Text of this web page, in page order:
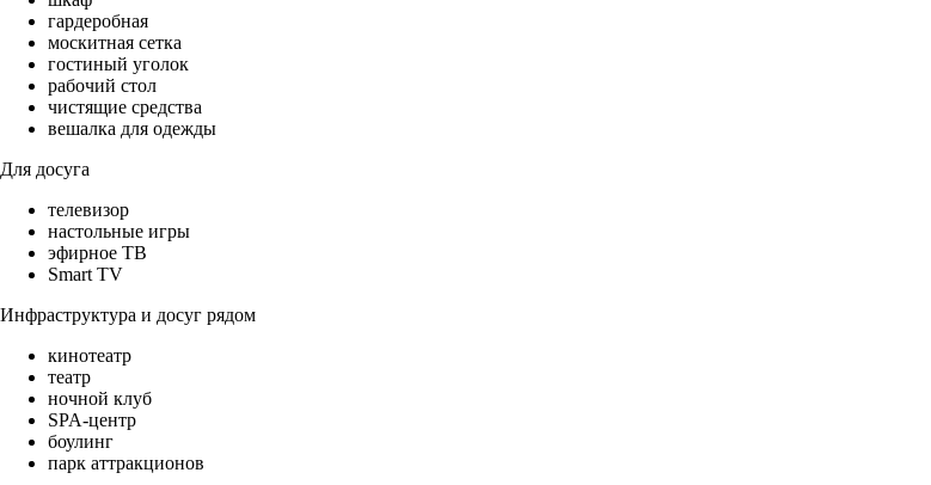
гардеробная
москитная сетка
гостиный уголок
рабочий стол
чистящие средства
вешалка для одежды
Для досуга
телевизор
настольные игры
эфирное ТВ
Smart TV
Инфраструктура и досуг рядом
кинотеатр
театр
ночной клуб
SPA-центр
боулинг
парк аттракционов